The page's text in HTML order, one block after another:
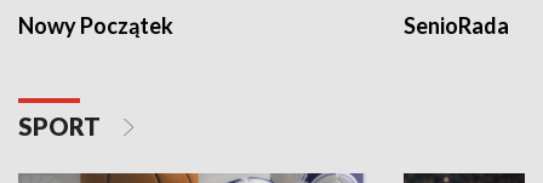
Nowy Początek SenioRada
SPORT